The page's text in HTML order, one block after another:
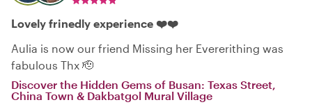
Lovely frinedly experience ❤️❤️
Aulia is now our friend Missing her Evererithing was
fabulous Thx 🫡
Discover the Hidden Gems of Busan: Texas Street,
China Town & Dakbatgol Mural Village